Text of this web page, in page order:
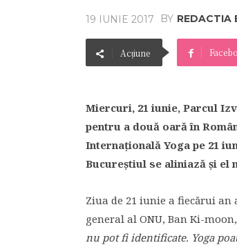
19 IUNIE 2017 BY REDACTIA
Acțiune
Miercuri, 21 iunie, Parcul
pentru a două oară în
Internațională Yoga pe 21
Bucureștiul se aliniază și el
Ziua de 21 iunie a fiecărui an
general al ONU, Ban Ki-
nu pot fi identificate. Yoga